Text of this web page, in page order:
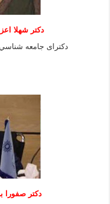
دكتر شهلا
دكتراى جامعه
دكتر صفورا